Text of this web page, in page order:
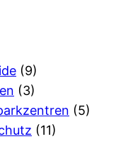
(9)
(3)
(5)
(11)